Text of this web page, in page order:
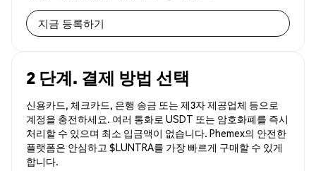
지금 등록하기
2 단계. 결제 방법 선택
신용카드, 체크카드, 은행 송금 또는 제3자 제공업체 등으로
계정을 충전하세요. 여러 통화로 USDT 또는 암호화폐를 즉시
처리할 수 있으며 최소 입금액이 없습니다. Phemex의 안전한
플랫폼은 안심하고 $LUNTRA를 가장 빠르게 구매할 수 있게
합니다.